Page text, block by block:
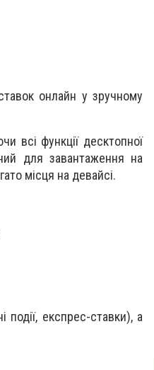
онлайн у зручному
всі функції десктопної
для завантаження на
місця на девайсі.
експрес-ставки), а